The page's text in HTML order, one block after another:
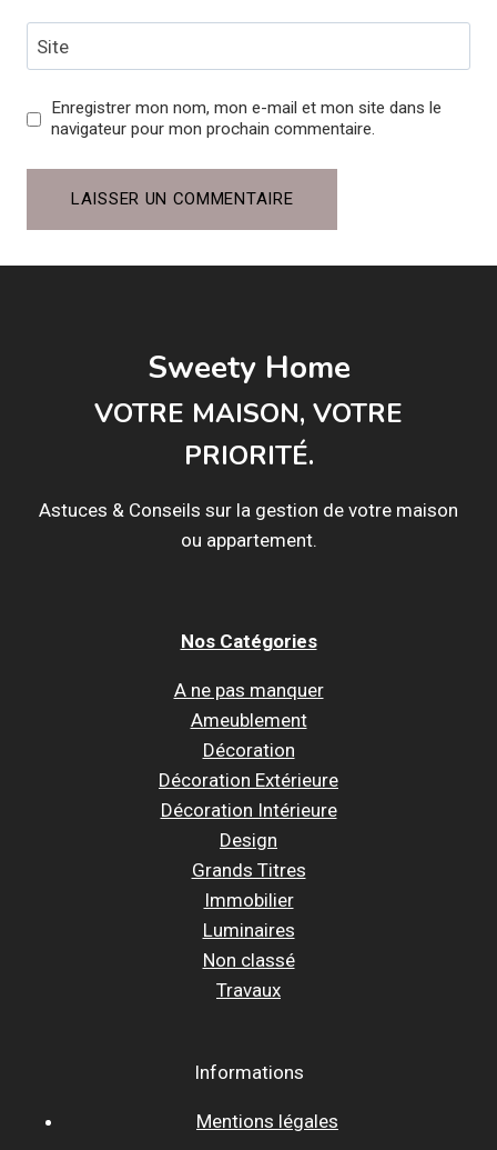
Site
Enregistrer mon nom, mon e-mail et mon site dans le
navigateur pour mon prochain commentaire.
Sweety Home
VOTRE MAISON, VOTRE
PRIORITÉ.
Astuces & Conseils sur la gestion de votre maison
ou appartement.
Nos Catégories
A ne pas manquer
Ameublement
Décoration
Décoration Extérieure
Décoration Intérieure
Design
Grands Titres
Immobilier
Luminaires
Non classé
Travaux
Informations
Mentions légales